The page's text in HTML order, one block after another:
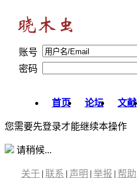
账号
密码
首页 论坛 文献
您需要先登录才能继续本操作
请稍候...
关于 | 联系 | 声明 | 举报 | 帮助